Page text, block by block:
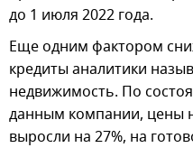
до 1 июля 2022 года.
Еще одним фактором
кредиты аналитики
недвижимость. По
данным компании, цены
выросли на 27%, на